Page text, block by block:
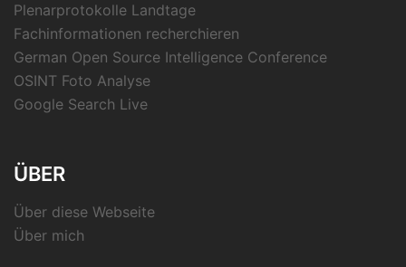
Plenarprotokolle Landtage
Fachinformationen recherchieren
German Open Source Intelligence Conference
OSINT Foto Analyse
Google Search Live
ÜBER
Über diese Webseite
Über mich